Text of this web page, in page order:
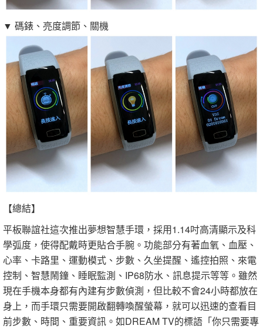
▼ 碼錶、亮度調節、關機
【總結】
平板聯誼社這次推出夢想智慧手環，採用1.14吋高清顯示及科
學弧度，使得配戴時更貼合手腕。功能部分有著血氧、血壓、
心率、卡路里、運動模式、步數、久坐提醒、遙控拍照、來電
控制、智慧鬧鐘、睡眠監測、IP68防水、訊息提示等等。雖然
現在手機本身都有內建有步數偵測，但比較不會24小時都放在
身上，而手環只需要開啟翻轉喚醒螢幕，就可以迅速的查看目
前步數、時間、重要資訊。如DREAM TV的標語「你只需要專